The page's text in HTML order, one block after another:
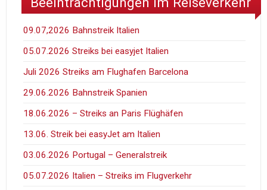
09.07,2026 Bahnstreik Italien
05.07.2026 Streiks bei easyjet Italien
Juli 2026 Streiks am Flughafen Barcelona
29.06.2026 Bahnstreik Spanien
18.06.2026 – Streiks an Paris Flüghäfen
13.06. Streik bei easyJet am Italien
03.06.2026 Portugal – Generalstreik
05.07.2026 Italien – Streiks im Flugverkehr